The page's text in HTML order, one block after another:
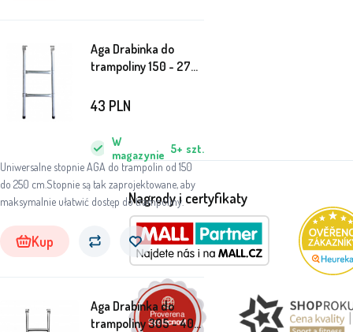
Aga Drabinka do
trampoliny 150 - 275
Uniwersalne stopnie AGA do trampolin od 150
do 250 cm.Stopnie są tak zaprojektowane, aby
maksymalnie ułatwić dostęp do trampoliny.
W
magazynie 5+ szt.
43 PLN
Kup
Aga Drabinka do
trampoliny 305 - 400
Nagrody i certyfikaty